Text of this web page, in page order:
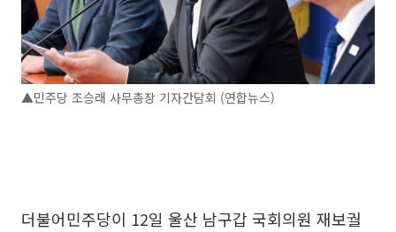
▲민주당 조승래 사무총장 기자간담회 (연합뉴스)
더불어민주당이 12일 울산 남구갑 국회의원 재보궐